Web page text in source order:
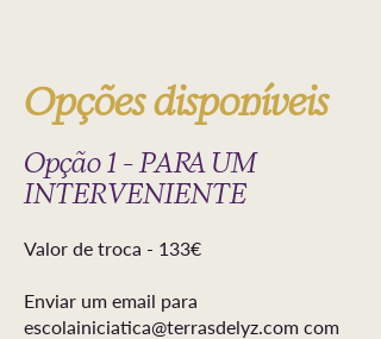
Opções disponíveis
Opção 1 - PARA UM
INTERVENIENTE
Valor de troca - 133€
Enviar um email para
escolainiciatica@terrasdelyz.com com